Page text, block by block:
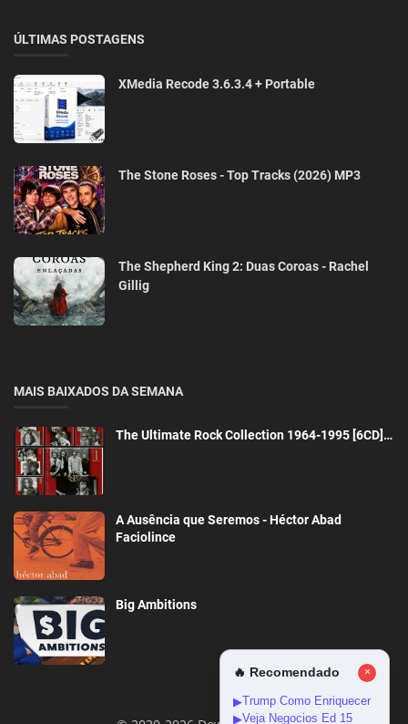
ÚLTIMAS POSTAGENS
XMedia Recode 3.6.3.4 + Portable
The Stone Roses - Top Tracks (2026) MP3
The Shepherd King 2: Duas Coroas - Rachel
Gillig
MAIS BAIXADOS DA SEMANA
The Ultimate Rock Collection 1964-1995 [6CD]…
A Ausência que Seremos - Héctor Abad
Faciolince
Big Ambitions
🔥 Recomendado ×
▶Trump Como Enriquecer
▶Veja Negocios Ed 15